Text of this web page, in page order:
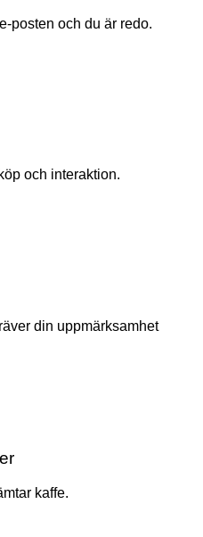
posten och du är redo.
och interaktion.
din uppmärksamhet
kaffe.